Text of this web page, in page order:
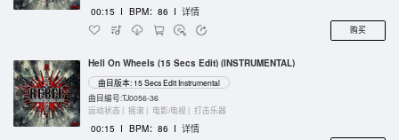
00:15 I BPM：86 I 详情
购买
Hell On Wheels (15 Secs Edit) (INSTRUMENTAL)
曲目版本: 15 Secs Edit Instrumental
曲目编号:TJ0056-36
运动状态 | 摇滚 | 电影/电视 | 打击乐器
00:15 I BPM：86 I 详情